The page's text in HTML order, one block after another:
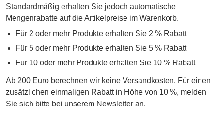
Standardmäßig erhalten Sie jedoch automatische
Mengenrabatte auf die Artikelpreise im Warenkorb.
Für 2 oder mehr Produkte erhalten Sie 2 % Rabatt
Für 5 oder mehr Produkte erhalten Sie 5 % Rabatt
Für 10 oder mehr Produkte erhalten Sie 10 % Rabatt
Ab 200 Euro berechnen wir keine Versandkosten. Für einen
zusätzlichen einmaligen Rabatt in Höhe von 10 %, melden
Sie sich bitte bei unserem Newsletter an.